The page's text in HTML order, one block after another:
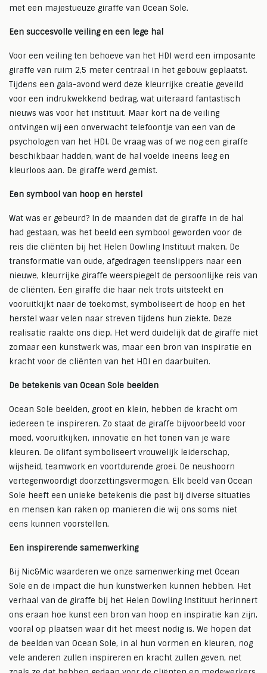
met een majestueuze giraffe van Ocean Sole.
Een succesvolle veiling en een lege hal
Voor een veiling ten behoeve van het HDI werd een imposante
giraffe van ruim 2,5 meter centraal in het gebouw geplaatst.
Tijdens een gala-avond werd deze kleurrijke creatie geveild
voor een indrukwekkend bedrag, wat uiteraard fantastisch
nieuws was voor het instituut. Maar kort na de veiling
ontvingen wij een onverwacht telefoontje van een van de
psychologen van het HDI. De vraag was of we nog een giraffe
beschikbaar hadden, want de hal voelde ineens leeg en
kleurloos aan. De giraffe werd gemist.
Een symbool van hoop en herstel
Wat was er gebeurd? In de maanden dat de giraffe in de hal
had gestaan, was het beeld een symbool geworden voor de
reis die cliënten bij het Helen Dowling Instituut maken. De
transformatie van oude, afgedragen teenslippers naar een
nieuwe, kleurrijke giraffe weerspiegelt de persoonlijke reis van
de cliënten. Een giraffe die haar nek trots uitsteekt en
vooruitkijkt naar de toekomst, symboliseert de hoop en het
herstel waar velen naar streven tijdens hun ziekte. Deze
realisatie raakte ons diep. Het werd duidelijk dat de giraffe niet
zomaar een kunstwerk was, maar een bron van inspiratie en
kracht voor de cliënten van het HDI en daarbuiten.
De betekenis van Ocean Sole beelden
Ocean Sole beelden, groot en klein, hebben de kracht om
iedereen te inspireren. Zo staat de giraffe bijvoorbeeld voor
moed, vooruitkijken, innovatie en het tonen van je ware
kleuren. De olifant symboliseert vrouwelijk leiderschap,
wijsheid, teamwork en voortdurende groei. De neushoorn
vertegenwoordigt doorzettingsvermogen. Elk beeld van Ocean
Sole heeft een unieke betekenis die past bij diverse situaties
en mensen kan raken op manieren die wij ons soms niet
eens kunnen voorstellen.
Een inspirerende samenwerking
Bij Nic&Mic waarderen we onze samenwerking met Ocean
Sole en de impact die hun kunstwerken kunnen hebben. Het
verhaal van de giraffe bij het Helen Dowling Instituut herinnert
ons eraan hoe kunst een bron van hoop en inspiratie kan zijn,
vooral op plaatsen waar dit het meest nodig is. We hopen dat
de beelden van Ocean Sole, in al hun vormen en kleuren, nog
vele anderen zullen inspireren en kracht zullen geven, net